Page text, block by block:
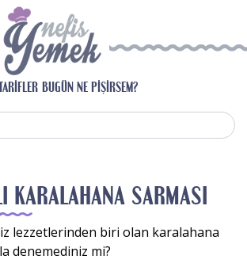
BUGÜN NE PIŞIRSEM?
KARALAHANA SARMASI
lezzetlerinden biri olan karalahana
denemediniz mi?